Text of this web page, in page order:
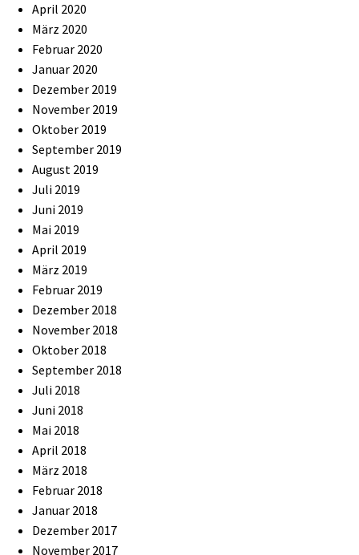
April 2020
März 2020
Februar 2020
Januar 2020
Dezember 2019
November 2019
Oktober 2019
September 2019
August 2019
Juli 2019
Juni 2019
Mai 2019
April 2019
März 2019
Februar 2019
Dezember 2018
November 2018
Oktober 2018
September 2018
Juli 2018
Juni 2018
Mai 2018
April 2018
März 2018
Februar 2018
Januar 2018
Dezember 2017
November 2017